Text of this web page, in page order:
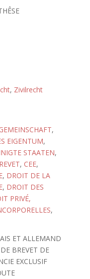
, Zivilrecht
,
EIGENTUM,
STAATEN,
, CEE,
, DROIT DE LA
, DROIT DES
PRIVÉ,
,
ET ALLEMAND
BREVET DE
EXCLUSIF